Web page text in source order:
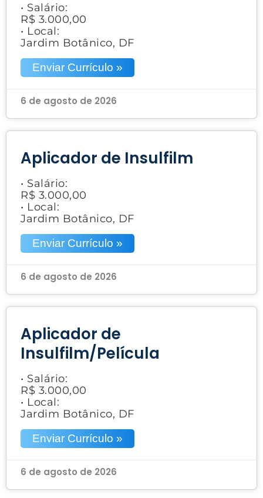
• Salário:
R$ 3.000,00
• Local:
Jardim Botânico, DF
Enviar Currículo »
6 de agosto de 2026
Aplicador de Insulfilm
• Salário:
R$ 3.000,00
• Local:
Jardim Botânico, DF
Enviar Currículo »
6 de agosto de 2026
Aplicador de
Insulfilm/Película
• Salário:
R$ 3.000,00
• Local:
Jardim Botânico, DF
Enviar Currículo »
6 de agosto de 2026